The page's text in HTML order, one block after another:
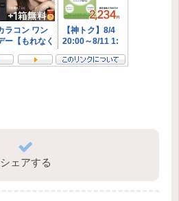
シェアする